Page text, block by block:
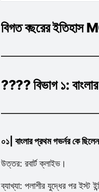
বিগত বছরের ইতিহাস
???? বিভাগ ১:
০১| বাংলার প্রথম গভর্নর কে
উত্তর: রবার্ট ক্লাইভ।
ব্যাখ্যা: পলাশীর যুদ্ধের পর ইস্ট